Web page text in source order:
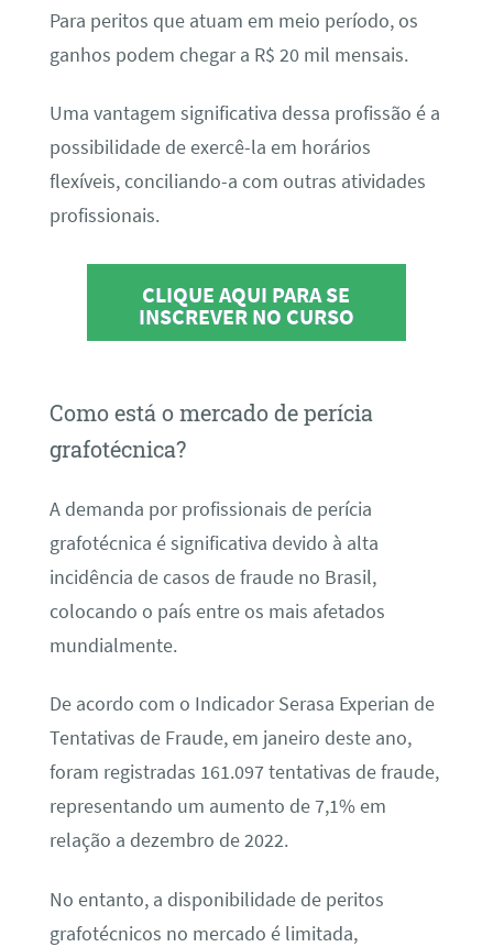
Para peritos que atuam em meio período, os
ganhos podem chegar a R$ 20 mil mensais.
Uma vantagem significativa dessa profissão é a
possibilidade de exercê-la em horários
flexíveis, conciliando-a com outras atividades
profissionais.
CLIQUE AQUI PARA SE
INSCREVER NO CURSO
Como está o mercado de perícia
grafotécnica?
A demanda por profissionais de perícia
grafotécnica é significativa devido à alta
incidência de casos de fraude no Brasil,
colocando o país entre os mais afetados
mundialmente.
De acordo com o Indicador Serasa Experian de
Tentativas de Fraude, em janeiro deste ano,
foram registradas 161.097 tentativas de fraude,
representando um aumento de 7,1% em
relação a dezembro de 2022.
No entanto, a disponibilidade de peritos
grafotécnicos no mercado é limitada,